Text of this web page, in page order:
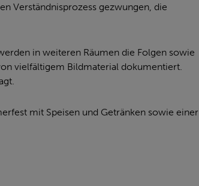
Verständnisprozess gezwungen, die
in weiteren Räumen die Folgen sowie
vielfältigem Bildmaterial dokumentiert.
mit Speisen und Getränken sowie einer